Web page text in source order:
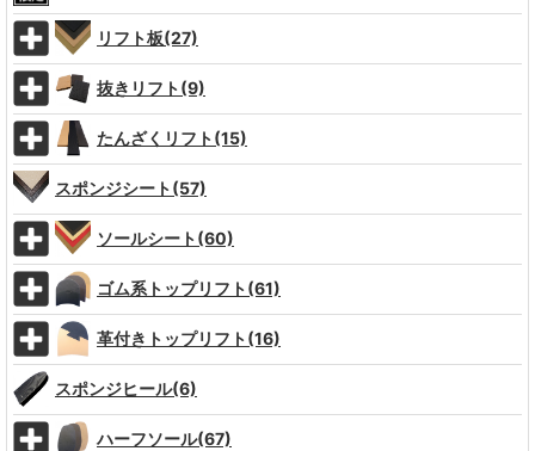
リフト板(27)
抜きリフト(9)
たんざくリフト(15)
スポンジシート(57)
ソールシート(60)
ゴム系トップリフト(61)
革付きトップリフト(16)
スポンジヒール(6)
ハーフソール(67)